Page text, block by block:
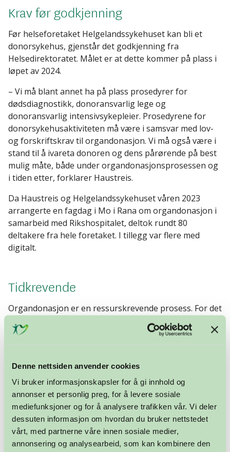
Denne nettsiden anvender cookies
Vi bruker informasjonskapsler for å gi innhold og
annonser et personlig preg, for å levere sosiale
mediefunksjoner og for å analysere trafikken vår. Vi deler
dessuten informasjon om hvordan du bruker nettstedet
vårt, med partnerne våre innen sosiale medier,
annonsering og analysearbeid, som kan kombinere den
Krav før godkjenning
Før helseforetaket Helgelandssykehuset kan bli et
donorsykehus, gjenstår det godkjenning fra
Helsedirektoratet. Målet er at dette kommer på plass i
løpet av 2024.
– Vi må blant annet ha på plass prosedyrer for
dødsdiagnostikk, donoransvarlig lege og
donoransvarlig intensivsykepleier. Prosedyrene for
donorsykehusaktiviteten må være i samsvar med lov-
og forskriftskrav til organdonasjon. Vi må også være i
stand til å ivareta donoren og dens pårørende på best
mulig måte, både under organdonasjonsprosessen og
i tiden etter, forklarer Haustreis.
Da Haustreis og Helgelandssykehuset våren 2023
arrangerte en fagdag i Mo i Rana om organdonasjon i
samarbeid med Rikshospitalet, deltok rundt 80
deltakere fra hele foretaket. I tillegg var flere med
digitalt.
Tidkrevende
Organdonasjon er en ressurskrevende prosess. For det
første må man ha intensivsykepleiere som kan drive
med respiratorbehandling over tid. Organdonasjon er
kommer til det punktet at livreddende behandling er
formålsløst og man forstår at pasienten ikke kommer
til å overleve, skal behandlingsansvarlig lege avgjøre
om det skal gis behandling med sikte på donasjon.
Parallelt med dette må behandlingsteamet ivareta
pårørende som er i en krise, samtidig som temaet
organdonasjon tas opp.